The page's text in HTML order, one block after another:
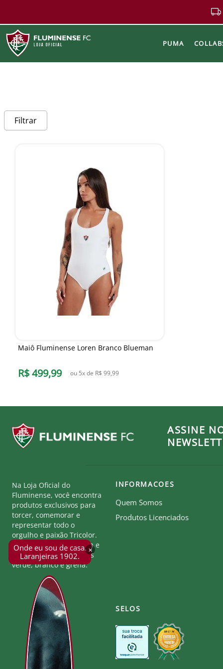
PUMA
×
Onde eu sou de casa.
Laranjeiras 1902.
Filtrar
Maiô Fluminense Loren Branco Blueman
R$499,99 ou 5x de R$ 99,99
ASSINE
Na Loja Oficial do
Fluminense, você encontra
produtos exclusivos para
torcer, comemorar e
representar todo o
orgulho e paixão Tricolor.
Seja parte desta história e
mostre a força das cores
verde, branco e grená.
INFORMACOES
Quem Somos
Produtos Licenciados
SELOS